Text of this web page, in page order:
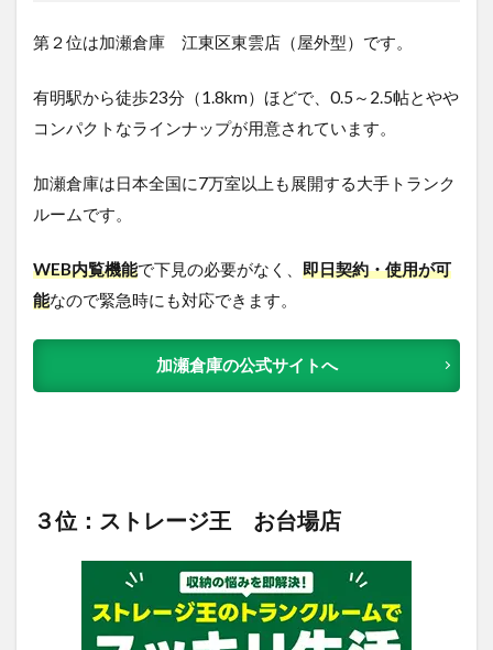
第２位は加瀬倉庫 江東区東雲店（屋外型）です。
有明駅から徒歩23分（1.8km）ほどで、0.5～2.5帖とやや
コンパクトなラインナップが用意されています。
加瀬倉庫は日本全国に7万室以上も展開する大手トランク
ルームです。
WEB内覧機能で下見の必要がなく、 即日契約・使用が可
能なので緊急時にも対応できます。
加瀬倉庫の公式サイトへ
３位：ストレージ王 お台場店